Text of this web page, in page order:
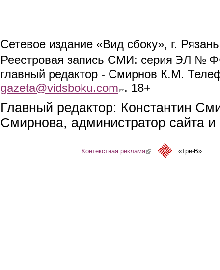
Сетевое издание «Вид сбоку», г.
Реестровая запись СМИ: серия ЭЛ №
главный редактор - Смирнов К.М.
gazeta@vidsboku.com (link sends e-mail)
. 18+
Главный редактор: Константин
Смирнова, администратор сайта
Контекстная реклама(link is external)«Три-В»